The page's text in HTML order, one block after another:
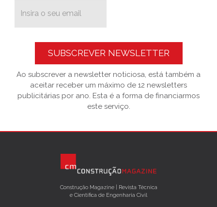
SUBSCREVER NEWSLETTER
Ao subscrever a newsletter noticiosa, está também a
aceitar receber um máximo de 12 newsletters
publicitárias por ano. Esta é a forma de financiarmos
este serviço.
Construção Magazine | Revista Técnica
e Científica de Engenharia Civil